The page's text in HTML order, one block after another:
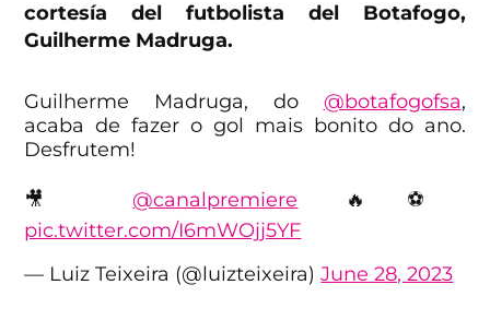
cortesía del futbolista del Botafogo,
Guilherme Madruga.
Guilherme Madruga, do @botafogofsa,
acaba de fazer o gol mais bonito do ano.
Desfrutem!
🎥 @canalpremiere 🔥⚽️
pic.twitter.com/I6mWOjj5YF
— Luiz Teixeira (@luizteixeira)June 28, 2023